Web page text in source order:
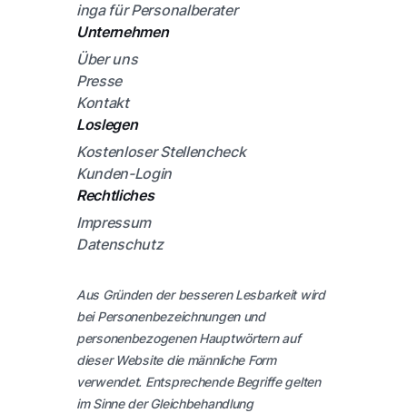
inga für Personalberater
Unternehmen
Über uns
Presse
Kontakt
Loslegen
Kostenloser Stellencheck
Kunden-Login
Rechtliches
Impressum
Datenschutz
Aus Gründen der besseren Lesbarkeit wird
bei Personenbezeichnungen und
personenbezogenen Hauptwörtern auf
dieser Website die männliche Form
verwendet. Entsprechende Begriffe gelten
im Sinne der Gleichbehandlung